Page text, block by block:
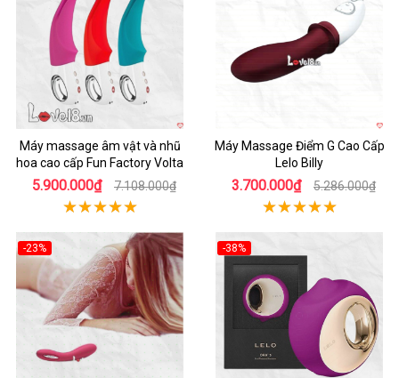
Máy massage âm vật và nhũ
hoa cao cấp Fun Factory Volta
5.900.000₫ 7.108.000₫
Máy Massage Điểm G Cao Cấp
Lelo Billy
3.700.000₫ 5.286.000₫
-23%
-38%
Hot